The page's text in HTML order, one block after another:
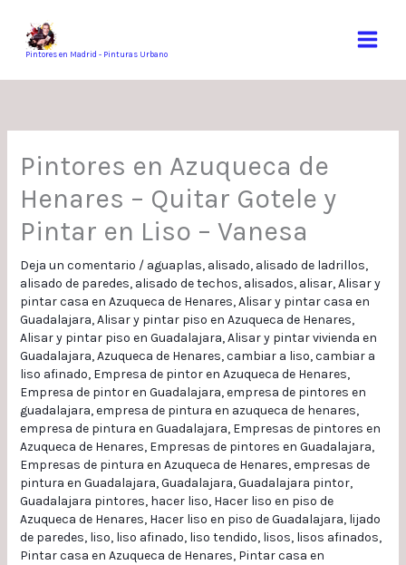
contenidoPintores en Madrid - Pinturas Urbano
Pintores en Azuqueca de
Henares – Quitar Gotele y
Pintar en Liso – Vanesa
Deja un comentario / aguaplas, alisado, alisado de ladrillos,
alisado de paredes, alisado de techos, alisados, alisar,Alisar y
pintar casa en Azuqueca de Henares,Alisar y pintar casa en
Guadalajara,Alisar y pintar piso en Azuqueca de Henares,
Alisar y pintar piso en Guadalajara,Alisar y pintar vivienda en
Guadalajara,Azuqueca de Henares,cambiar a liso,cambiar a
liso afinado, Empresa de pintor en Azuqueca de Henares,
Empresa de pintor en Guadalajara,empresa de pintores en
guadalajara,empresa de pintura en azuqueca de henares,
empresa de pintura en Guadalajara, Empresas de pintores en
Azuqueca de Henares, Empresas de pintores en Guadalajara,
Empresas de pintura en Azuqueca de Henares,empresas de
pintura en Guadalajara,Guadalajara,Guadalajara pintor,
Guadalajara pintores, hacer liso, Hacer liso en piso de
Azuqueca de Henares, Hacer liso en piso de Guadalajara, lijado
de paredes, liso, liso afinado, liso tendido, lisos, lisos afinados,
Pintar casa en Azuqueca de Henares, Pintar casa en